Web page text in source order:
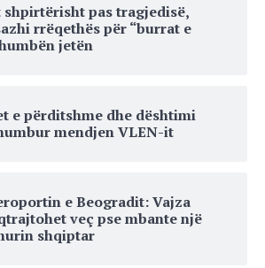
shpirtërisht pas tragjedisë,
rrëqethës për “burrat e
jetën
e përditshme dhe dështimi
mendjen VLEN-it
e Beogradit: Vajza
veç pse mbante një
shqiptar